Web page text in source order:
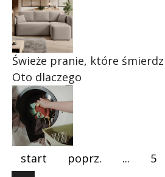
Świeże pranie, które
Oto dlaczego
start poprz. ... 5